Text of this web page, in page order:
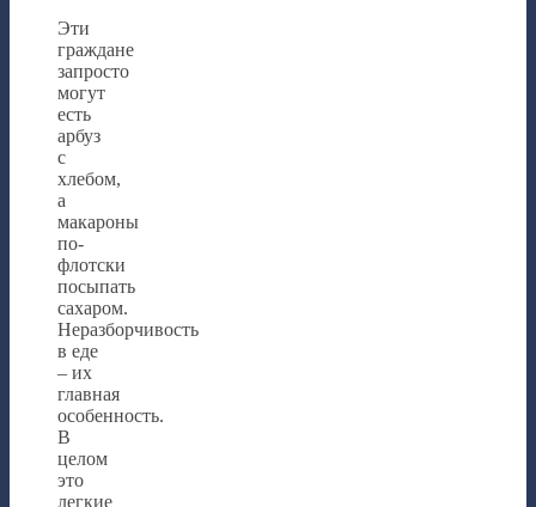
Эти
граждане
запросто
могут
есть
арбуз
с
хлебом,
а
макароны
по-
флотски
посыпать
сахаром.
Неразборчивость
в еде
– их
главная
особенность.
В
целом
это
легкие